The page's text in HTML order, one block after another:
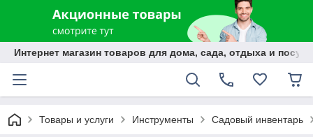
Интернет магазин товаров для дома, сада, отдыха и
Товары и услуги Инструменты Садовый инвентарь